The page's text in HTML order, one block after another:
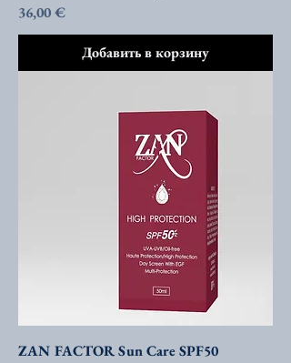
Цена
36,00 €
Добавить в корзину
ZAN FACTOR Sun Care SPF50